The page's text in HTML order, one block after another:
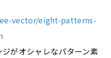
vector/eight-patterns-
がオシャレなパターン素